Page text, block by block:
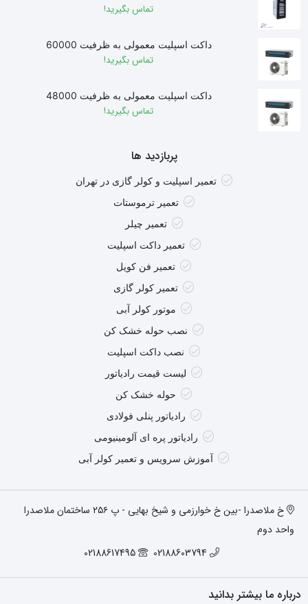
تماس بگیرید!
داکت اسپلیت معمولی به ظرفیت 60000
تماس بگیرید!
داکت اسپلیت معمولی به ظرفیت 48000
تماس بگیرید!
پربازدید ها
تعمیر اسپلیت و کولر گازی در تهران
تعمیر ترموستات
تعمیر چیلر
تعمیر داکت اسپلیت
تعمیر فن کویل
تعمیر کولر گازی
موتور کولر آبی
نصب حوله خشک کن
نصب داکت اسپلیت
لیست قیمت رادیاتور
حوله خشک کن
رادیاتور پنلی فولادی
رادیاتور پره ای آلومینیومی
آموزش سرویس و تعمیر کولر آبی
خ ملاصدرا -بین خ خوارزمی و شیخ بهایی - پ ۲۵۶ ساختمان ملاصدرا
واحد دوم
02188603794
02188617495
درباره ما بیشتر بدانید